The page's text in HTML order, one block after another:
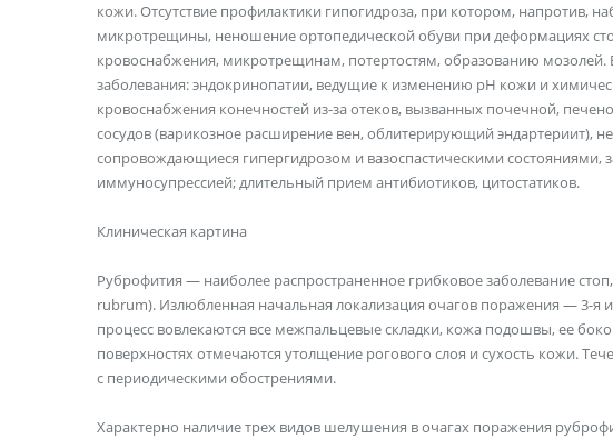
кожи. Отсутствие профилактики гипогидроза, при котором, напротив,
микротрещины, неношение ортопедической обуви при деформациях
кровоснабжения, микротрещинам, потертостям, образованию мозолей.
заболевания: эндокринопатии, ведущие к изменению рН кожи и
кровоснабжения конечностей из-за отеков, вызванных почечной,
сосудов (варикозное расширение вен, облитерирующий эндартериит),
сопровождающиеся гипергидрозом и вазоспастическими состояниями,
иммуносупрессией; длительный прием антибиотиков, цитостатиков.
Клиническая картина
Руброфития — наиболее распространенное грибковое заболевание
rubrum). Излюбленная начальная локализация очагов поражения — 3-я
процесс вовлекаются все межпальцевые складки, кожа подошвы, ее
поверхностях отмечаются утолщение рогового слоя и сухость кожи.
с периодическими обострениями.
Характерно наличие трех видов шелушения в очагах поражения